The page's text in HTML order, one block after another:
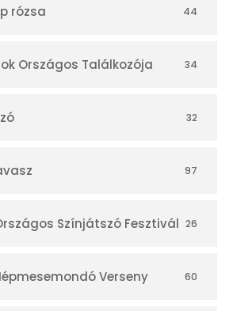
rózsa 44
Országos Találkozója 34
32
97
Színjátszó Fesztivál 26
Verseny 60